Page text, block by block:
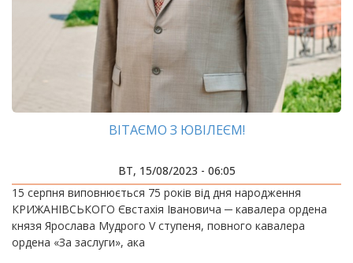
ВІТАЄМО З ЮВІЛЕЄМ!
ВТ, 15/08/2023 - 06:05
15 серпня виповнюється 75 років від дня народження
КРИЖАНІВСЬКОГО Євстахія Івановича ─ кавалера ордена
князя Ярослава Мудрого V ступеня, повного кавалера
ордена «За заслуги», ака